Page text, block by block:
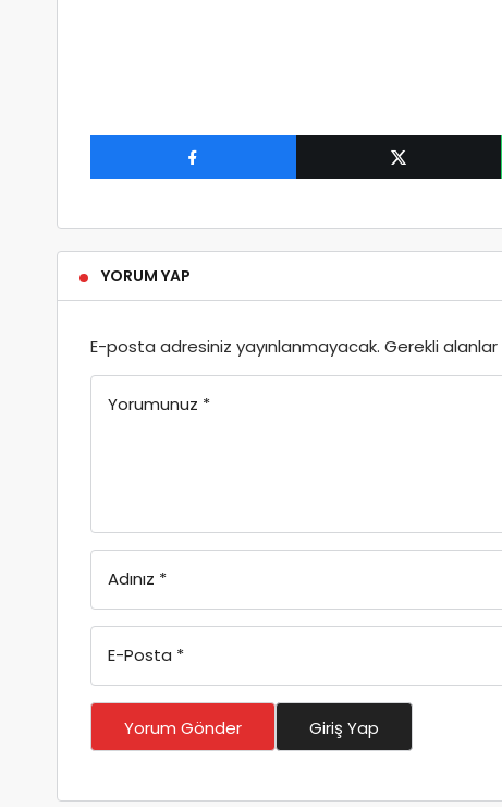
YORUM YAP
E-posta adresiniz yayınlanmayacak. Gerekli alanlar
Yorumunuz *
Adınız *
E-Posta *
Yorum Gönder Giriş Yap